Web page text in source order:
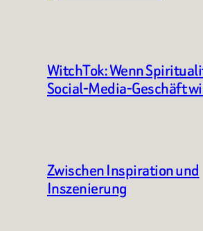
WitchTok: Wenn
Social-Media-Geschäft
Zwischen Inspiration und
Inszenierung